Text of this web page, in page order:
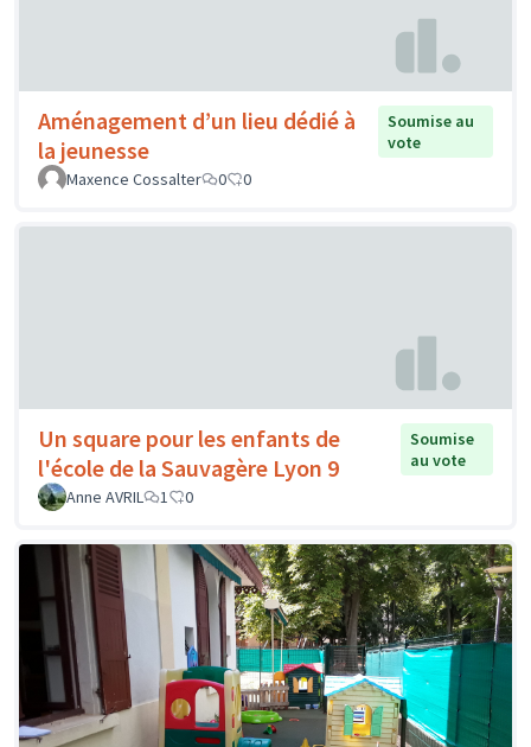
Aménagement d’un lieu dédié à
la jeunesse
Soumise au
vote
Maxence Cossalter
0 0
Un square pour les enfants de
l'école de la Sauvagère Lyon 9
Soumise
au vote
Anne AVRIL
1 0